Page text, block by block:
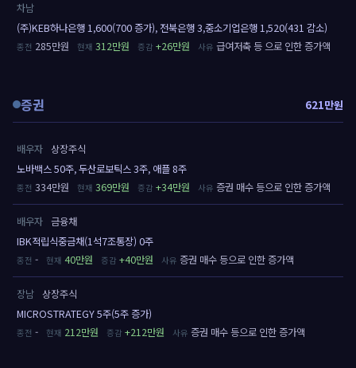
차남
(주)KEB하나은행 1,600(700 증가), 전북은행 3,중소기업은행 1,520(431 감소)
285만원
312만원 +26만원 급여저축 등 으로 인한 증가액
증권 621만원
배우자 상장주식
노바백스 50주, 두산로보틱스 3주, 애플 8주
334만원
369만원 +34만원 증권 매수 등으로 인한 증가액
배우자 금융채
IBK적립식중금채(1석7조통장) 0주
-
40만원 +40만원 증권 매수 등으로 인한 증가액
장남 상장주식
MICROSTRATEGY 5주(5주 증가)
-
212만원 +212만원 증권 매수 등으로 인한 증가액